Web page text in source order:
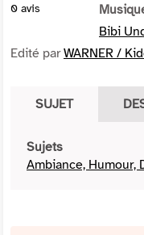
0 avis
Bibi
Edité parWARNER /
SUJET
Sujets
Ambiance, Humour,